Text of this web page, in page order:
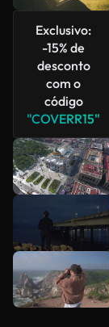
Exclusivo:
-15% de
desconto
com o
código
"COVERR15"